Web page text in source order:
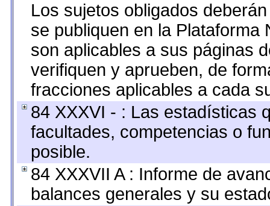
Los sujetos obligados
se publiquen en la
son aplicables a sus páginas
verifiquen y aprueben, de
fracciones aplicables a cada
84 XXXVI - : Las estadísticas
facultades, competencias o
posible.
84 XXXVII A : Informe de
balances generales y su